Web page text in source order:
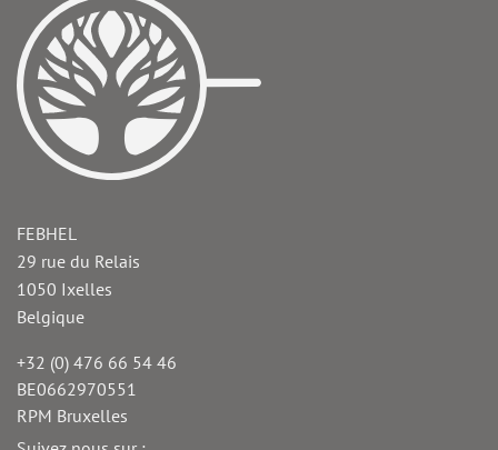
FEBHEL
29 rue du Relais
1050 Ixelles
Belgique
Téléphone
+32 (0) 476 66 54 46
TVA
BE0662970551
Fax
RPM Bruxelles